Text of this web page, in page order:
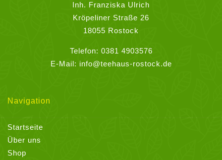
Inh. Franziska Ulrich
Kröpeliner Straße 26
18055 Rostock
Telefon: 0381 4903576
E-Mail: info@teehaus-rostock.de
Navigation
Startseite
Über uns
Shop